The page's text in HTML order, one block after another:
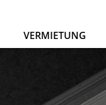
VERMIETUNG